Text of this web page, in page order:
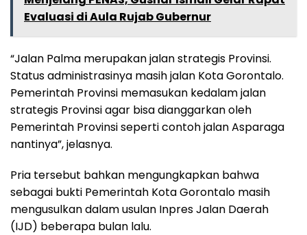
Evaluasi di Aula Rujab Gubernur
“Jalan Palma merupakan jalan strategis Provinsi.
Status administrasinya masih jalan Kota Gorontalo.
Pemerintah Provinsi memasukan kedalam jalan
strategis Provinsi agar bisa dianggarkan oleh
Pemerintah Provinsi seperti contoh jalan Asparaga
nantinya”, jelasnya.
Pria tersebut bahkan mengungkapkan bahwa
sebagai bukti Pemerintah Kota Gorontalo masih
mengusulkan dalam usulan Inpres Jalan Daerah
(IJD) beberapa bulan lalu.